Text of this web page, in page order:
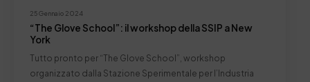
25 Gennaio 2024
“The Glove School”: il workshop della SSIP a New
York
Tutto pronto per “The Glove School”, workshop
organizzato dalla Stazione Sperimentale per l’Industria